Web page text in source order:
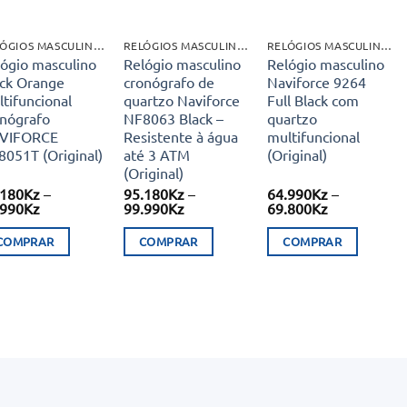
RELÓGIOS MASCULINOS
masculino
Orange
(Original)
Kz –
KzPrice
55.180Kz
through
RELÓGIOS MASCULINOS
Relógio masculino
cronógrafo de
quartzo Naviforce
NF8063 Black –
Resistente à água
até 3 ATM
(Original)
95.180Kz –
99.990KzPrice
95.180Kz
through
COMPRAR
RELÓGIOS MASCULINOS
Relógio masculino
Naviforce 9264
Full Black com
quartzo
multifuncional
(Original)
64.990Kz –
69.800KzPrice
64.990Kz
through
COMPRAR